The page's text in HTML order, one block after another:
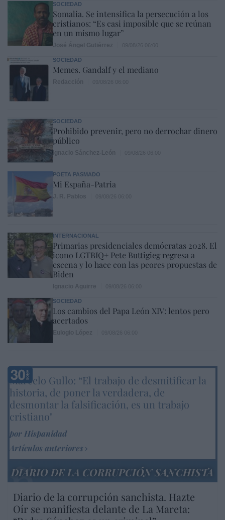
SOCIEDAD
Somalia. Se intensifica la persecución a los
cristianos: “Es casi imposible que se reúnan
en un mismo lugar”
SOCIEDAD
Memes. Gandalf y el mediano
SOCIEDAD
Prohibido prevenir, pero no derrochar dinero
público
POETA PASMADO
Mi España-Patria
INTERNACIONAL
Primarias presidenciales demócratas 2028. El
icono LGTBIQ+ Pete Buttigieg regresa a
escena y lo hace con las peores propuestas de
Biden
SOCIEDAD
Los cambios del Papa León XIV: lentos pero
acertados
Marcelo Gullo: “El trabajo de desmitificar la
historia, de poner la verdadera, de
desmontar la falsificación, es un trabajo
cristiano"
por Hispanidad
Artículos anteriores
DIARIO DE LA CORRUPCIÓN SANCHISTA
Diario de la corrupción sanchista. Hazte
Oír se manifiesta delante de La Mareta: